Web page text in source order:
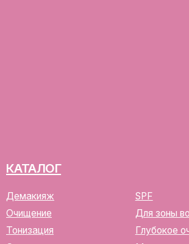
УНП: 193782283
адрес: Республика Беларусь, г. Минск, ул.
о государственной регистрации
выдано Минским горисполкомом 12.08.2024 г.
включен в Торговый реестр Республики
за №739352